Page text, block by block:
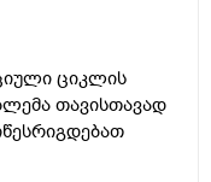
ციკლის
თავისთავად